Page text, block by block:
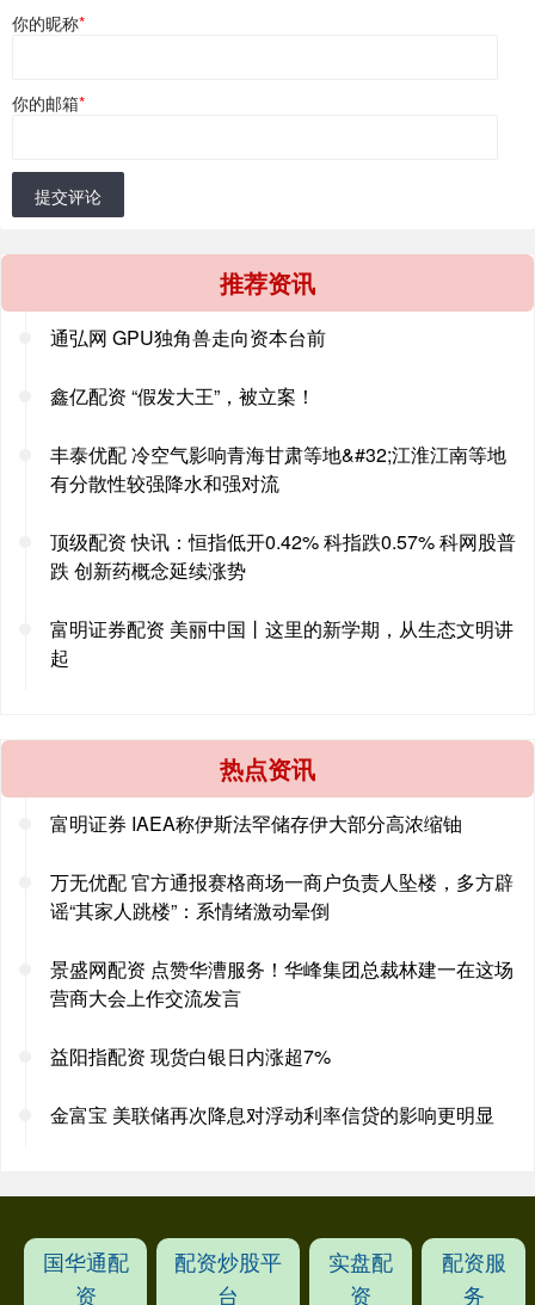
你的昵称*
你的邮箱*
提交评论
推荐资讯
通弘网 GPU独角兽走向资本台前
鑫亿配资 “假发大王”，被立案！
丰泰优配 冷空气影响青海甘肃等地&#32;江淮江南等地
有分散性较强降水和强对流
顶级配资 快讯：恒指低开0.42% 科指跌0.57% 科网股普
跌 创新药概念延续涨势
富明证券配资 美丽中国丨这里的新学期，从生态文明讲
起
热点资讯
富明证券 IAEA称伊斯法罕储存伊大部分高浓缩铀
万无优配 官方通报赛格商场一商户负责人坠楼，多方辟
谣“其家人跳楼”：系情绪激动晕倒
景盛网配资 点赞华漕服务！华峰集团总裁林建一在这场
营商大会上作交流发言
益阳指配资 现货白银日内涨超7%
金富宝 美联储再次降息对浮动利率信贷的影响更明显
国华通配
资
配资炒股平
台
实盘配
资
配资服
务